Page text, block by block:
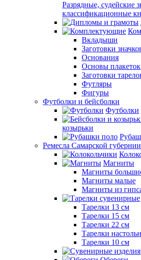
Разрядные, судейские
классификационные
Вкладыши
Заготовки
Основания
Основы плакеток
Заготовки
Футляры
Фигуры
Футболки и бейсболки
Футболки
козырьки
Ремесла Самарской губернии
Магниты
Магниты
Магниты малые
Магниты из
Тарелки 13 см
Тарелки 15 см
Тарелки 22 см
Тарелки
Тарелки 10 см